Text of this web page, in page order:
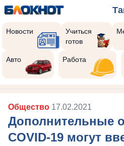
Новости
Учиться
готов
Авто Работа
Общество 17.02.2021
Дополнительные
COVID-19 могут